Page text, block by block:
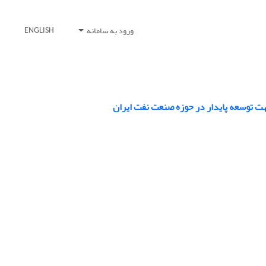
ورود به سامانه ENGLISH
توسعه پایدار در حوزه صنعت نفت ایران